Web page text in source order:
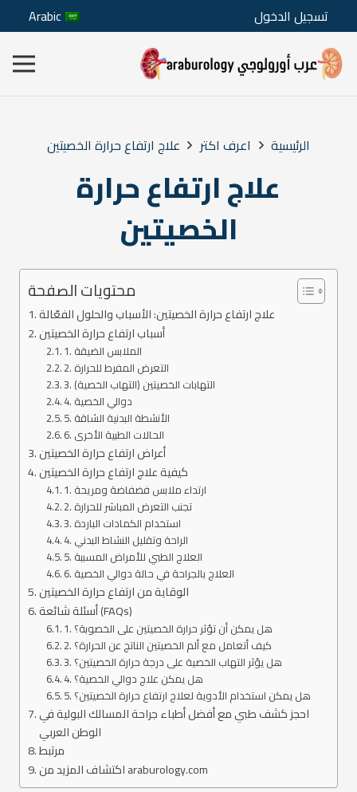
تسجيل الدخول Arabic
الرئيسية اعرف اكتر علاج ارتفاع حرارة الخصيتين
علاج ارتفاع حرارة
الخصيتين
محتويات الصفحة
علاج ارتفاع حرارة الخصيتين: الأسباب والحلول الفعّالة
أسباب ارتفاع حرارة الخصيتين
1. الملابس الضيقة
2. التعرض المفرط للحرارة
3. التهابات الخصيتين (التهاب الخصية)
4. دوالي الخصية
5. الأنشطة البدنية الشاقة
6. الحالات الطبية الأخرى
أعراض ارتفاع حرارة الخصيتين
كيفية علاج ارتفاع حرارة الخصيتين
1. ارتداء ملابس فضفاضة ومريحة
2. تجنب التعرض المباشر للحرارة
3. استخدام الكمادات الباردة
4. الراحة وتقليل النشاط البدني
5. العلاج الطبي للأمراض المسببة
6. العلاج بالجراحة في حالة دوالي الخصية
الوقاية من ارتفاع حرارة الخصيتين
أسئلة شائعة (FAQs)
1. هل يمكن أن تؤثر حرارة الخصيتين على الخصوبة؟
2. كيف أتعامل مع ألم الخصيتين الناتج عن الحرارة؟
3. هل يؤثر التهاب الخصية على درجة حرارة الخصيتين؟
4. هل يمكن علاج دوالي الخصية؟
5. هل يمكن استخدام الأدوية لعلاج ارتفاع حرارة الخصيتين؟
احجز كشف طبي مع أفضل أطباء جراحة المسالك البولية في
الوطن العربي
مرتبط
اكتشاف المزيد من araburology.com